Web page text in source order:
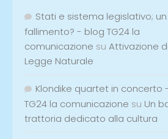
Stati e sistema legislativo; un
fallimento? - blog TG24 la
comunicazione su Attivazione
Legge Naturale
Klondike quartet in concerto
TG24 la comunicazione su Un
trattoria dedicato alla cultura